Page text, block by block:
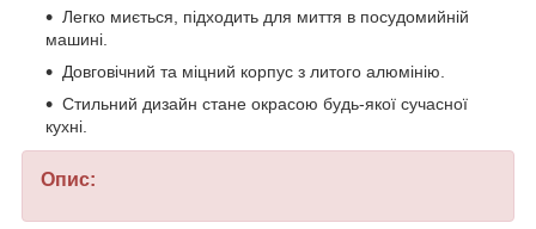
Легко миється, підходить для миття в посудомийній
машині.
Довговічний та міцний корпус з литого алюмінію.
Стильний дизайн стане окрасою будь-якої сучасної
кухні.
Опис: